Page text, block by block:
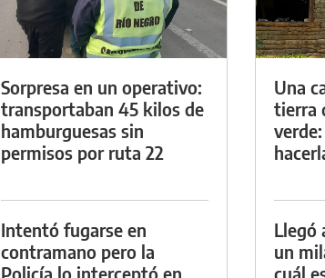
Sorpresa en un operativo:
transportaban 45 kilos de
hamburguesas sin
permisos por ruta 22
Intentó fugarse en
contramano pero la
Policía lo interceptó en
Una
tierra
Llegó
un
cuál